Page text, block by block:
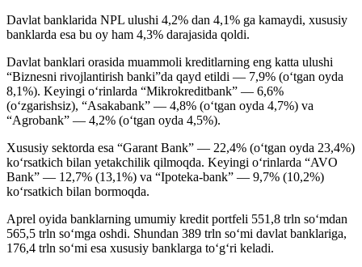
Davlat banklarida NPL ulushi 4,2% dan 4,1% ga kamaydi, xususiy
banklarda esa bu oy ham 4,3% darajasida qoldi.
Davlat banklari orasida muammoli kreditlarning eng katta ulushi
“Biznesni rivojlantirish banki”da qayd etildi — 7,9% (o‘tgan oyda
8,1%). Keyingi o‘rinlarda “Mikrokreditbank” — 6,6%
(o‘zgarishsiz), “Asakabank” — 4,8% (o‘tgan oyda 4,7%) va
“Agrobank” — 4,2% (o‘tgan oyda 4,5%).
Xususiy sektorda esa “Garant Bank” — 22,4% (o‘tgan oyda 23,4%)
ko‘rsatkich bilan yetakchilik qilmoqda. Keyingi o‘rinlarda “AVO
Bank” — 12,7% (13,1%) va “Ipoteka-bank” — 9,7% (10,2%)
ko‘rsatkich bilan bormoqda.
Aprel oyida banklarning umumiy kredit portfeli 551,8 trln so‘mdan
565,5 trln so‘mga oshdi. Shundan 389 trln so‘mi davlat banklariga,
176,4 trln so‘mi esa xususiy banklarga to‘g‘ri keladi.